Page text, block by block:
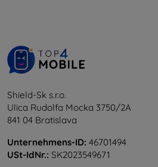
Shield-Sk s.r.o.
Ulica Rudolfa Mocka 3750/2A
841 04 Bratislava
Unternehmens-ID: 46701494
USt-IdNr.: SK2023549671